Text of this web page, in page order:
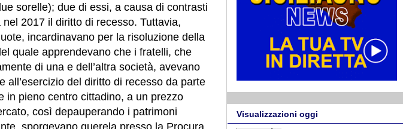
sorelle); due di essi, a causa di contrasti
2017 il diritto di recesso. Tuttavia,
incardinavano per la risoluzione della
quale apprendevano che i fratelli, che
di una e dell’altra società, avevano
del diritto di recesso da parte
in pieno centro cittadino, a un prezzo
così depauperando i patrimoni
sporgevano querela presso la Procura
Visualizzazioni oggi